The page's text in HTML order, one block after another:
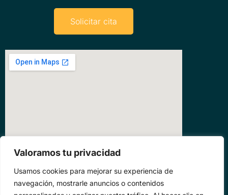
Valoramos tu privacidad
Usamos cookies para mejorar su experiencia de
navegación, mostrarle anuncios o contenidos
Solicitar cita